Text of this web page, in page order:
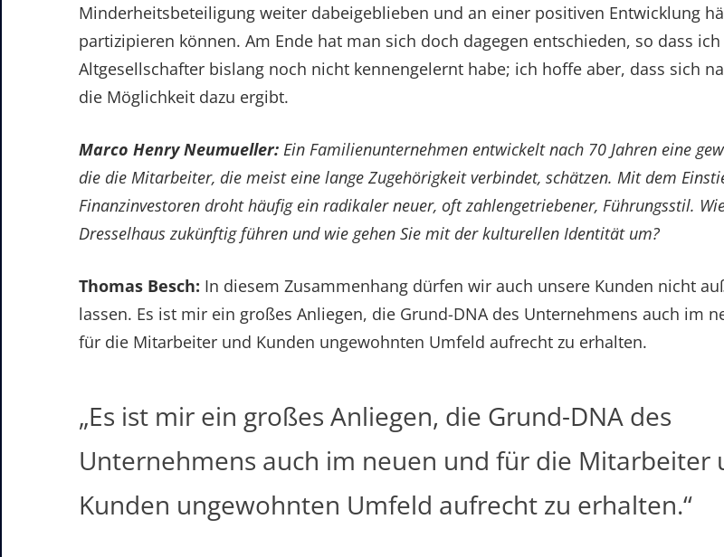
Minderheitsbeteiligung weiter dabeigeblieben und an einer positiven Entwicklung
partizipieren können. Am Ende hat man sich doch dagegen entschieden, so dass
Altgesellschafter bislang noch nicht kennengelernt habe; ich hoffe aber, dass sich
die Möglichkeit dazu ergibt.
Marco Henry Neumueller: Ein Familienunternehmen entwickelt nach 70 Jahren eine
die die Mitarbeiter, die meist eine lange Zugehörigkeit verbindet, schätzen. Mit dem
Finanzinvestoren droht häufig ein radikaler neuer, oft zahlengetriebener, Führungsstil.
Dresselhaus zukünftig führen und wie gehen Sie mit der kulturellen Identität um?
Thomas Besch: In diesem Zusammenhang dürfen wir auch unsere Kunden nicht
lassen. Es ist mir ein großes Anliegen, die Grund-DNA des Unternehmens auch im
für die Mitarbeiter und Kunden ungewohnten Umfeld aufrecht zu erhalten.
„Es ist mir ein großes Anliegen, die Grund-DNA des
Unternehmens auch im neuen und für die Mitarbeiter
Kunden ungewohnten Umfeld aufrecht zu erhalten.“